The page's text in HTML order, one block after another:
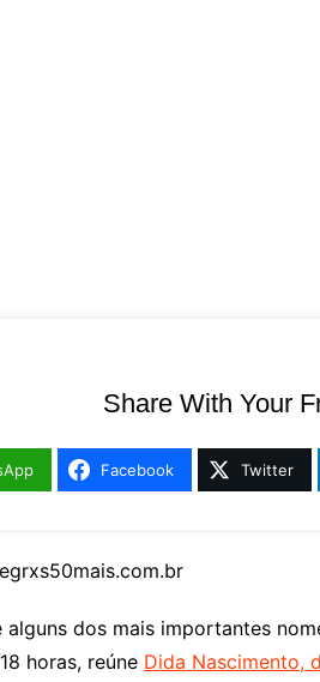
Share With Your
Facebook Twitter
alguns dos mais importantes
horas, reúne Dida Nascimento,